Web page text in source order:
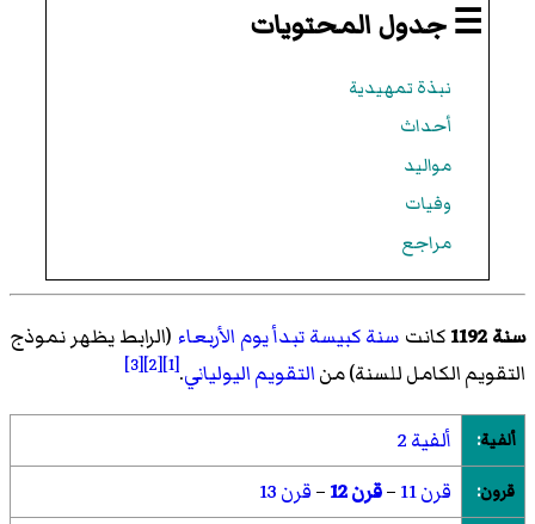
☰ جدول المحتويات
نبذة تمهيدية
أحداث
مواليد
وفيات
مراجع
سنة 1192 كانت سنة كبيسة تبدأ يوم الأربعاء (الرابط يظهر نموذج
التقويم الكامل للسنة) منالتقويم اليولياني.
[1]
[2]
[3]
ألفية: ألفية 2
قرون: قرن 11 –قرن 12 –قرن 13